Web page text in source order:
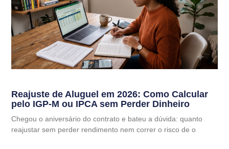
Reajuste de Aluguel em 2026: Como Calcular
pelo IGP-M ou IPCA sem Perder Dinheiro
Chegou o aniversário do contrato e bateu a dúvida: quanto
reajustar sem perder rendimento nem correr o risco de o